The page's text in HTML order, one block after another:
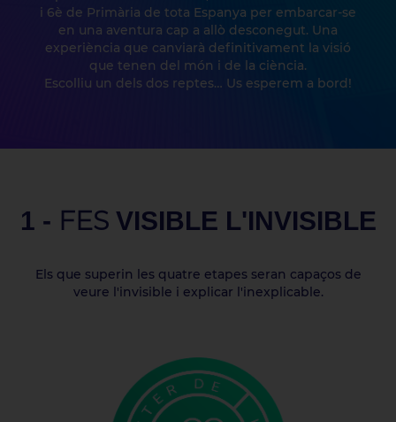
i 6è de Primària de tota Espanya per embarcar-se
en una aventura cap a allò desconegut. Una
experiència que canviarà definitivament la visió
que tenen del món i de la ciència.
Escolliu un dels dos reptes… Us esperem a bord!
1 - FESVISIBLE L'INVISIBLE
Els que superin les quatre etapes seran capaços de
veure l'invisible i explicar l'inexplicable.